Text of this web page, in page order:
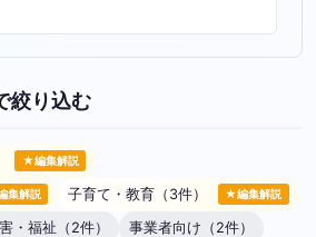
絞り込む
★編集解説
集解説 子育て・教育（3件） ★編集解説
・福祉（2件）
事業者向け（2件）